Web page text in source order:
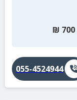
700
₪
055-4524944